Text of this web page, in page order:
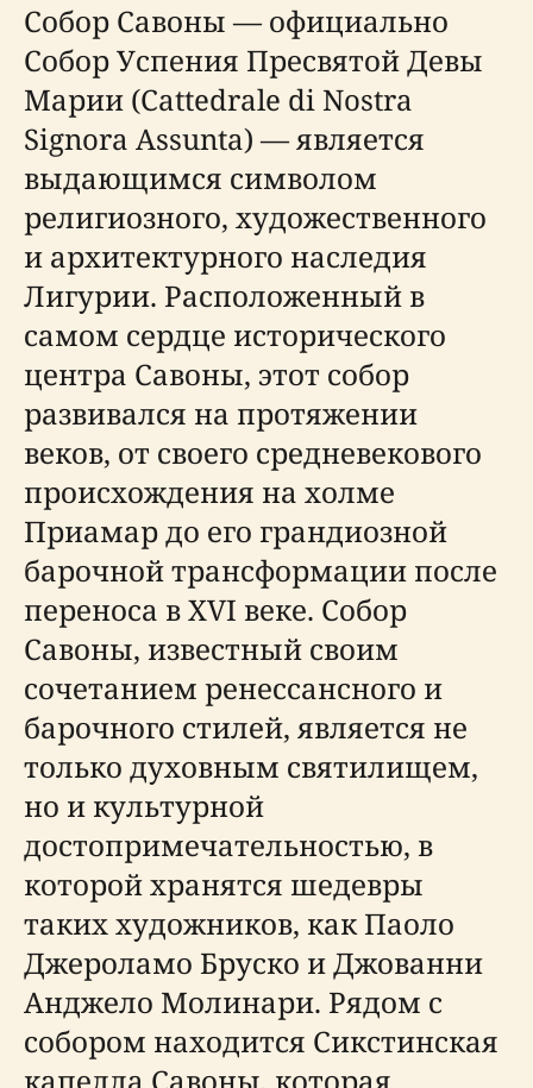
Собор Савоны — официально
Собор Успения Пресвятой Девы
Марии (Cattedrale di Nostra
Signora Assunta) — является
выдающимся символом
религиозного, художественного
и архитектурного наследия
Лигурии. Расположенный в
самом сердце исторического
центра Савоны, этот собор
развивался на протяжении
веков, от своего средневекового
происхождения на холме
Приамар до его грандиозной
барочной трансформации после
переноса в XVI веке. Собор
Савоны, известный своим
сочетанием ренессансного и
барочного стилей, является не
только духовным святилищем,
но и культурной
достопримечательностью, в
которой хранятся шедевры
таких художников, как Паоло
Джероламо Бруско и Джованни
Анджело Молинари. Рядом с
собором находится Сикстинская